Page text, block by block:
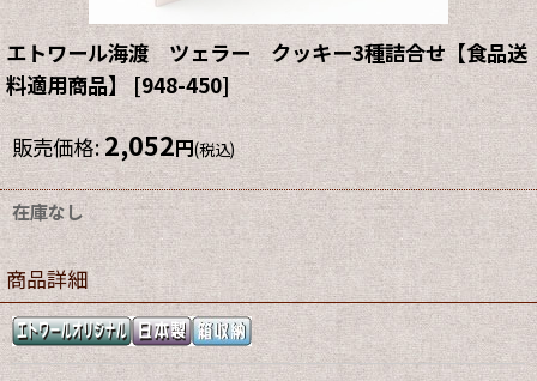
エトワール海渡 ツェラー クッキー3種詰合せ【食品送
料適用商品】 [948-450]
販売価格:2,052円(税込)
在庫なし
商品詳細